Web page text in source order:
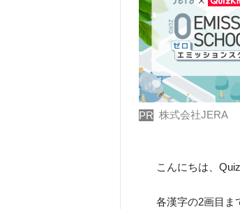
PR 株式会社JERA
こんにちは、
各漢字の2画目ま